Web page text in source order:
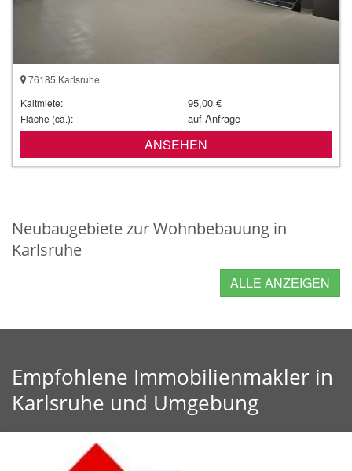
76185 Karlsruhe
Kaltmiete:
95,00 €
Fläche (ca.): auf Anfrage
ANSEHEN
Neubaugebiete zur Wohnbebauung in
Karlsruhe
ALLE ANZEIGEN
Empfohlene Immobilienmakler in
Karlsruhe und Umgebung